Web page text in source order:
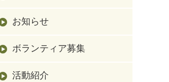
お知らせ
ボランティア募集
活動紹介